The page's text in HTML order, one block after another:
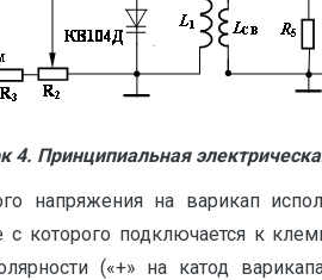
4. Принципиальная
напряжения на варикап
с которого подключается к
(«+» на катод